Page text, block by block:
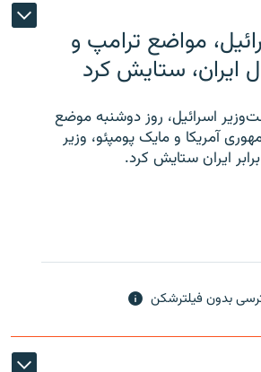
مواضع ترامپ و
ایران، ستایش کرد
اسرائیل، روز دوشنبه موضع
آمریکا و مایک پومپئو، وزیر
ایران ستایش کرد.
بدون فیلترشکن